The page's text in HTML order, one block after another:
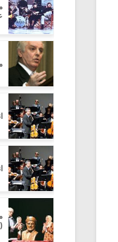
(۱)